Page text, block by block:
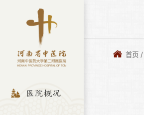
医院概况
首页/